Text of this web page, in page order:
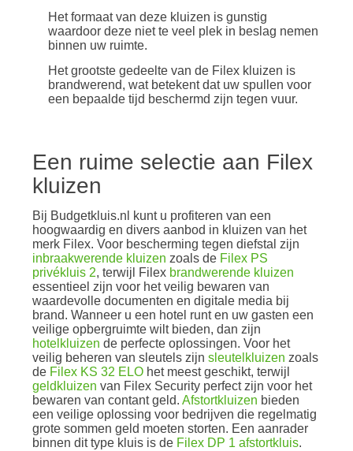
Het formaat van deze kluizen is gunstig
waardoor deze niet te veel plek in beslag nemen
binnen uw ruimte.
Het grootste gedeelte van de Filex kluizen is
brandwerend, wat betekent dat uw spullen voor
een bepaalde tijd beschermd zijn tegen vuur.
Een ruime selectie aan Filex
kluizen
Bij Budgetkluis.nl kunt u profiteren van een
hoogwaardig en divers aanbod in kluizen van het
merk Filex. Voor bescherming tegen diefstal zijn
inbraakwerende kluizen zoals de Filex PS
privékluis 2, terwijl Filex brandwerende kluizen
essentieel zijn voor het veilig bewaren van
waardevolle documenten en digitale media bij
brand. Wanneer u een hotel runt en uw gasten een
veilige opbergruimte wilt bieden, dan zijn
hotelkluizen de perfecte oplossingen. Voor het
veilig beheren van sleutels zijn sleutelkluizen zoals
de Filex KS 32 ELO het meest geschikt, terwijl
geldkluizen van Filex Security perfect zijn voor het
bewaren van contant geld. Afstortkluizen bieden
een veilige oplossing voor bedrijven die regelmatig
grote sommen geld moeten storten. Een aanrader
binnen dit type kluis is de Filex DP 1 afstortkluis.